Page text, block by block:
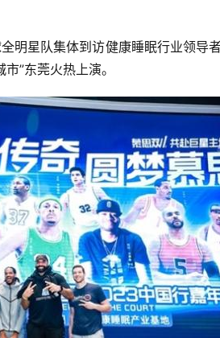
明星队集体到访健康睡眠行业领
”东莞火热上演。